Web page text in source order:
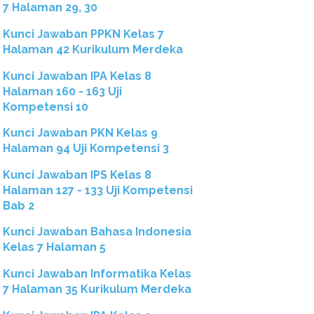
7 Halaman 29, 30
Kunci Jawaban PPKN Kelas 7
Halaman 42 Kurikulum Merdeka
Kunci Jawaban IPA Kelas 8
Halaman 160 - 163 Uji
Kompetensi 10
Kunci Jawaban PKN Kelas 9
Halaman 94 Uji Kompetensi 3
Kunci Jawaban IPS Kelas 8
Halaman 127 - 133 Uji Kompetensi
Bab 2
Kunci Jawaban Bahasa Indonesia
Kelas 7 Halaman 5
Kunci Jawaban Informatika Kelas
7 Halaman 35 Kurikulum Merdeka